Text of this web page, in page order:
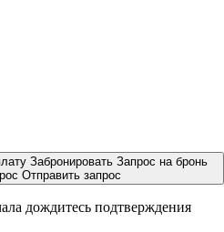
Забронировать Запрос на бронь
Отправить запрос
дождитесь подтверждения